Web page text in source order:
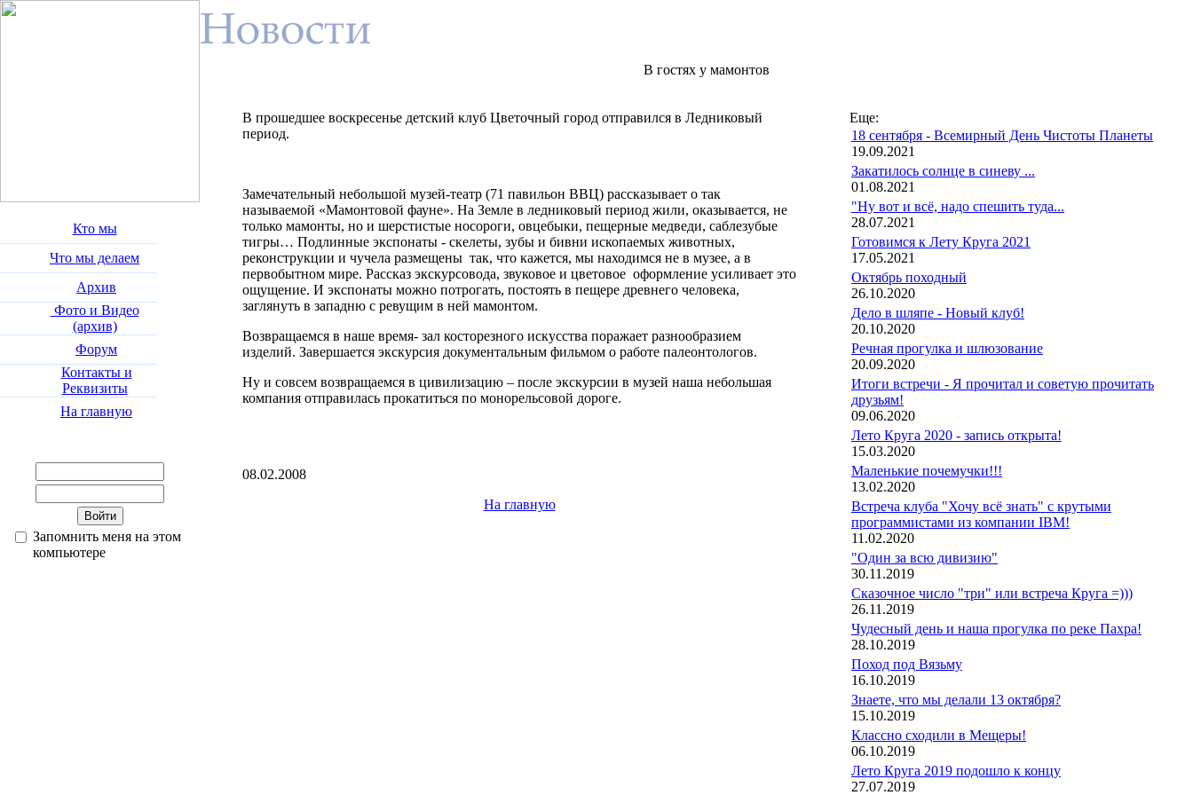
Кто мы
Что мы делаем
Архив
Фото и Видео
(архив)
Форум
Контакты и
Реквизиты
На главную
Запомнить меня на этом
компьютере
В гостях у мамонтов
В прошедшее воскресенье детский клуб Цветочный город отправился в Ледниковый
период.
Замечательный небольшой музей-театр (71 павильон ВВЦ) рассказывает о так
называемой «Мамонтовой фауне». На Земле в ледниковый период жили, оказывается, не
только мамонты, но и шерстистые носороги, овцебыки, пещерные медведи, саблезубые
тигры… Подлинные экспонаты - скелеты, зубы и бивни ископаемых животных,
реконструкции и чучела размещены так, что кажется, мы находимся не в музее, а в
первобытном мире. Рассказ экскурсовода, звуковое и цветовое оформление усиливает это
ощущение. И экспонаты можно потрогать, постоять в пещере древнего человека,
заглянуть в западню с ревущим в ней мамонтом.
Возвращаемся в наше время- зал косторезного искусства поражает разнообразием
изделий. Завершается экскурсия документальным фильмом о работе палеонтологов.
Ну и совсем возвращаемся в цивилизацию – после экскурсии в музей наша небольшая
компания отправилась прокатиться по монорельсовой дороге.
08.02.2008
На главную
Еще:
18 сентября - Всемирный День Чистоты Планеты
19.09.2021
Закатилось солнце в синеву ...
01.08.2021
"Ну вот и всё, надо спешить туда...
28.07.2021
Готовимся к Лету Круга 2021
17.05.2021
Октябрь походный
26.10.2020
Дело в шляпе - Новый клуб!
20.10.2020
Речная прогулка и шлюзование
20.09.2020
Итоги встречи - Я прочитал и советую прочитать
друзьям!
09.06.2020
Лето Круга 2020 - запись открыта!
15.03.2020
Маленькие почемучки!!!
13.02.2020
Встреча клуба "Хочу всё знать" с крутыми
программистами из компании IBM!
11.02.2020
"Один за всю дивизию"
30.11.2019
Сказочное число "три" или встреча Круга =)))
26.11.2019
Чудесный день и наша прогулка по реке Пахра!
28.10.2019
Поход под Вязьму
16.10.2019
Знаете, что мы делали 13 октября?
15.10.2019
Классно сходили в Мещеры!
06.10.2019
Лето Круга 2019 подошло к концу
27.07.2019